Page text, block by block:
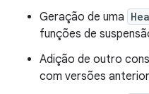
Geração de uma
funções de
Adição de outro
com versões